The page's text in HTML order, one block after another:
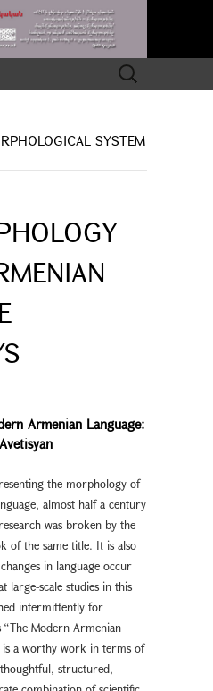
Search
for:
SYSTEM
Armenian Language:
the morphology of
almost half a century
was broken by the
of the same title. It is also
in language occur
large-scale studies in this
intermittently for
“The Modern Armenian
is a worthy work in terms of
structured,